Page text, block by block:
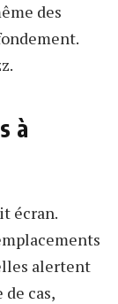
des
à
écran.
alertent
cas,